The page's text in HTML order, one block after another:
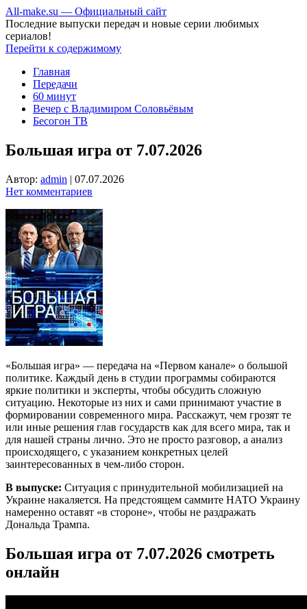
All-make.su — Официальный сайт
Последние выпуски передач и новые серии любимых
сериалов!
Перейти к содержимому
Главная
Передачи
60 минут
Вечер с Владимиром Соловьёвым
Бесогон ТВ
Большая игра от 7.07.2026
Автор: admin | 07.07.2026
Нет комментариев
«Большая игра» — передача на «Первом канале» о большой
политике. Каждый день в студии программы собираются
яркие политики и эксперты, чтобы обсудить сложную
ситуацию. Некоторые из них и сами принимают участие в
формировании современного мира. Расскажут, чем грозят те
или иные решения глав государств как для всего мира, так и
для нашей страны лично. Это не просто разговор, а анализ
происходящего, с указанием конкретных целей
заинтересованных в чем-либо сторон.
В выпуске: Ситуация с принудительной мобилизацией на
Украине накаляется. На предстоящем саммите НАТО Украину
намеренно оставят «в стороне», чтобы не раздражать
Дональда Трампа.
Большая игра от 7.07.2026 смотреть
онлайн